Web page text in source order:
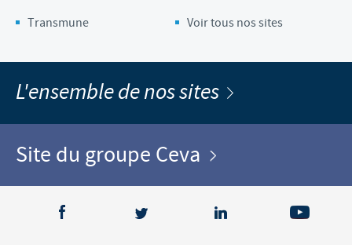
Transmune Voir tous nos sites
L'ensemble de nos sites
Site du groupe Ceva